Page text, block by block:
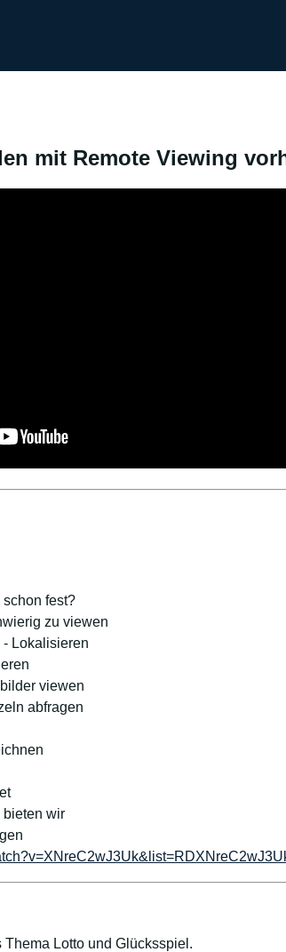
mit Remote Viewing
fest?
zu viewen
Lokalisieren
viewen
abfragen
bieten wir
Lotto und Glücksspiel.